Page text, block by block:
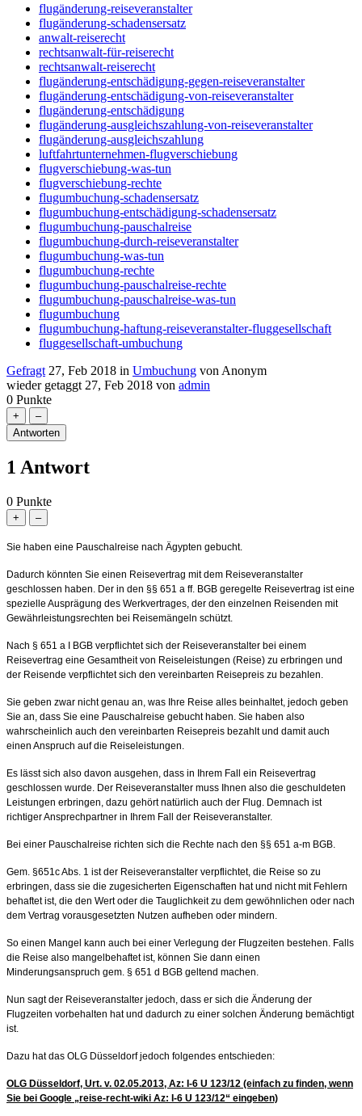
flugänderung-reiseveranstalter
flugänderung-schadensersatz
anwalt-reiserecht
rechtsanwalt-für-reiserecht
rechtsanwalt-reiserecht
flugänderung-entschädigung-gegen-reiseveranstalter
flugänderung-entschädigung-von-reiseveranstalter
flugänderung-entschädigung
flugänderung-ausgleichszahlung-von-reiseveranstalter
flugänderung-ausgleichszahlung
luftfahrtunternehmen-flugverschiebung
flugverschiebung-was-tun
flugverschiebung-rechte
flugumbuchung-schadensersatz
flugumbuchung-entschädigung-schadensersatz
flugumbuchung-pauschalreise
flugumbuchung-durch-reiseveranstalter
flugumbuchung-was-tun
flugumbuchung-rechte
flugumbuchung-pauschalreise-rechte
flugumbuchung-pauschalreise-was-tun
flugumbuchung
flugumbuchung-haftung-reiseveranstalter-fluggesellschaft
fluggesellschaft-umbuchung
Gefragt 27, Feb 2018 in Umbuchung von Anonym
wieder getaggt 27, Feb 2018 von admin
0 Punkte
1 Antwort
0 Punkte
Sie haben eine Pauschalreise nach Ägypten gebucht.
Dadurch könnten Sie einen Reisevertrag mit dem Reiseveranstalter
geschlossen haben. Der in den §§ 651 a ff. BGB geregelte Reisevertrag ist eine
spezielle Ausprägung des Werkvertrages, der den einzelnen Reisenden mit
Gewährleistungsrechten bei Reisemängeln schützt.
Nach § 651 a I BGB verpflichtet sich der Reiseveranstalter bei einem
Reisevertrag eine Gesamtheit von Reiseleistungen (Reise) zu erbringen und
der Reisende verpflichtet sich den vereinbarten Reisepreis zu bezahlen.
Sie geben zwar nicht genau an, was Ihre Reise alles beinhaltet, jedoch geben
Sie an, dass Sie eine Pauschalreise gebucht haben. Sie haben also
wahrscheinlich auch den vereinbarten Reisepreis bezahlt und damit auch
einen Anspruch auf die Reiseleistungen.
Es lässt sich also davon ausgehen, dass in Ihrem Fall ein Reisevertrag
geschlossen wurde. Der Reiseveranstalter muss Ihnen also die geschuldeten
Leistungen erbringen, dazu gehört natürlich auch der Flug. Demnach ist
richtiger Ansprechpartner in Ihrem Fall der Reiseveranstalter.
Bei einer Pauschalreise richten sich die Rechte nach den §§ 651 a-m BGB.
Gem. §651c Abs. 1 ist der Reiseveranstalter verpflichtet, die Reise so zu
erbringen, dass sie die zugesicherten Eigenschaften hat und nicht mit Fehlern
behaftet ist, die den Wert oder die Tauglichkeit zu dem gewöhnlichen oder nach
dem Vertrag vorausgesetzten Nutzen aufheben oder mindern.
So einen Mangel kann auch bei einer Verlegung der Flugzeiten bestehen. Falls
die Reise also mangelbehaftet ist, können Sie dann einen
Minderungsanspruch gem. § 651 d BGB geltend machen.
Nun sagt der Reiseveranstalter jedoch, dass er sich die Änderung der
Flugzeiten vorbehalten hat und dadurch zu einer solchen Änderung bemächtigt
ist.
Dazu hat das OLG Düsseldorf jedoch folgendes entschieden:
OLG Düsseldorf, Urt. v. 02.05.2013, Az: I-6 U 123/12 (einfach zu finden, wenn
Sie bei Google „reise-recht-wiki Az: I-6 U 123/12“ eingeben)